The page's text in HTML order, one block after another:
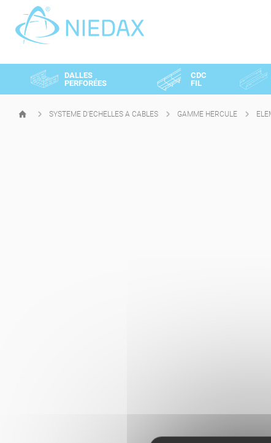
DALLES
PERFORÉES
CDC
FIL
PAGE
SYSTEME D'ECHELLES A CABLES GAMME HERCULE
Panneau de gestion des cookies